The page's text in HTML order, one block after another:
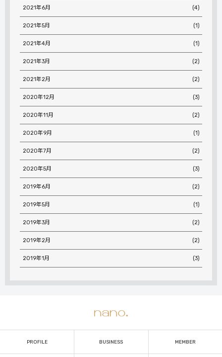
2021年6月 (4)
2021年5月 (1)
2021年4月 (1)
2021年3月 (2)
2021年2月 (2)
2020年12月 (3)
2020年11月 (2)
2020年9月 (1)
2020年7月 (2)
2020年5月 (3)
2019年6月 (2)
2019年5月 (1)
2019年3月 (2)
2019年2月 (2)
2019年1月 (3)
PROFILE BUSINESS MEMBER